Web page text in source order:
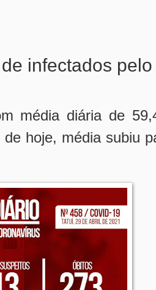
infectados
média diária de
hoje, média subiu